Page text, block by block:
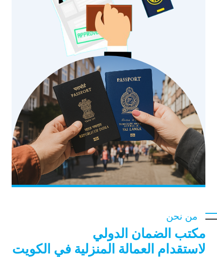
من نحن
مكتب الضمان الدولي
لاستقدام العمالة المنزلية في الكويت